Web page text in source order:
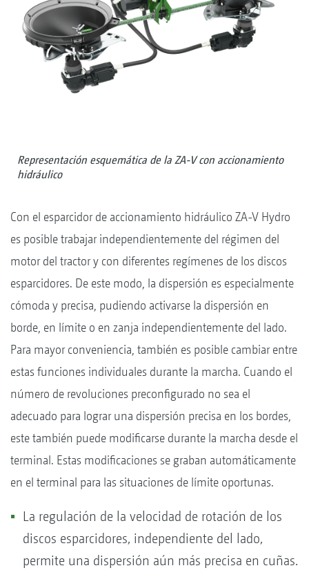
Representación esquemática de la ZA-V con accionamiento
hidráulico
Con el esparcidor de accionamiento hidráulico ZA-V Hydro
es posible trabajar independientemente del régimen del
motor del tractor y con diferentes regímenes de los discos
esparcidores. De este modo, la dispersión es especialmente
cómoda y precisa, pudiendo activarse la dispersión en
borde, en límite o en zanja independientemente del lado.
Para mayor conveniencia, también es posible cambiar entre
estas funciones individuales durante la marcha. Cuando el
número de revoluciones preconfigurado no sea el
adecuado para lograr una dispersión precisa en los bordes,
este también puede modificarse durante la marcha desde el
terminal. Estas modificaciones se graban automáticamente
en el terminal para las situaciones de límite oportunas.
La regulación de la velocidad de rotación de los
discos esparcidores, independiente del lado,
permite una dispersión aún más precisa en cuñas.